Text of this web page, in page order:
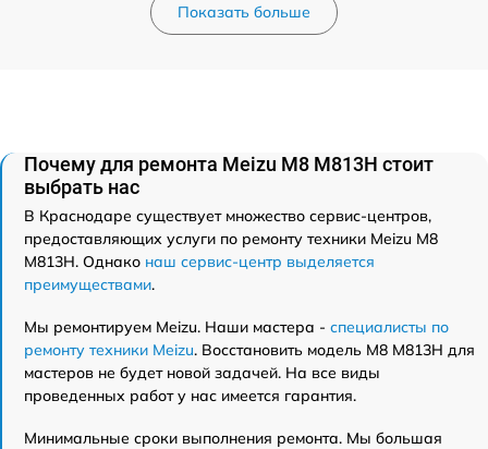
Показать больше
Почему для ремонта Meizu M8 M813H стоит
выбрать нас
В Краснодаре существует множество сервис-центров,
предоставляющих услуги по ремонту техники Meizu M8
M813H. Однако наш сервис-центр выделяется
преимуществами.
Мы ремонтируем Meizu. Наши мастера - специалисты по
ремонту техники Meizu. Восстановить модель M8 M813H для
мастеров не будет новой задачей. На все виды
проведенных работ у нас имеется гарантия.
Минимальные сроки выполнения ремонта. Мы большая